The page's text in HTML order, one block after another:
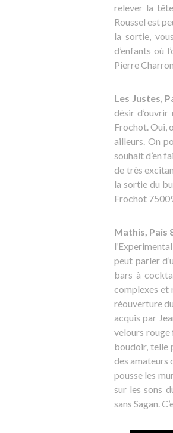
relever la
Roussel est
la sortie,
d’enfants où
Pierre
Les Justes,
désir d’ouvrir
Frochot. Oui,
ailleurs. On
souhait d’en
de très
la sortie du
Frochot
Mathis, Pais
peut parler
bars à
complexes et
réouverture
acquis par
velours rouge
boudoir, telle
des amateurs
pousse les
sur les sons
sans Sagan.